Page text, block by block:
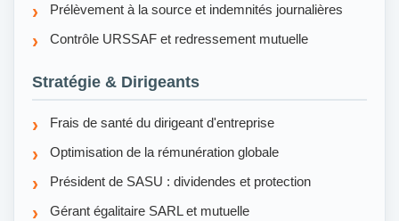
Prélèvement à la source et indemnités journalières
Contrôle URSSAF et redressement mutuelle
Stratégie & Dirigeants
Frais de santé du dirigeant d'entreprise
Optimisation de la rémunération globale
Président de SASU : dividendes et protection
Gérant égalitaire SARL et mutuelle